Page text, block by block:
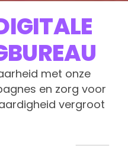
met onze
en zorg voor
vergroot